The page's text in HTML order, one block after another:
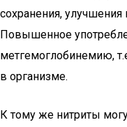
сохранения, улучшения
Повышенное
метгемоглобинемию,
в организме.
К тому же нитриты